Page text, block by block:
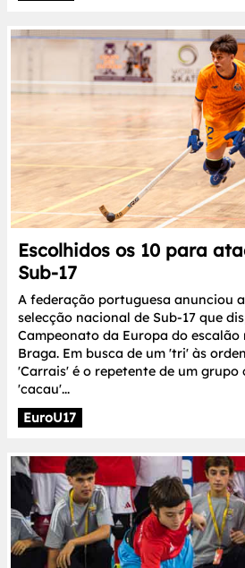
Escolhidos os 10 para
Sub-17
A federação portuguesa anunciou
selecção nacional de Sub-17 que
Campeonato da Europa do
Braga. Em busca de um 'tri' às
'Carrais' é o repetente de um
'cacau'...
EuroU17